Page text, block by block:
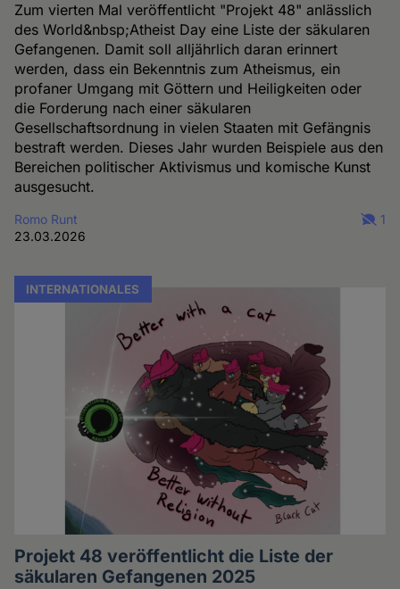
Zum vierten Mal veröffentlicht "Projekt 48" anlässlich
des World&nbsp;Atheist Day eine Liste der säkularen
Gefangenen. Damit soll alljährlich daran erinnert
werden, dass ein Bekenntnis zum Atheismus, ein
profaner Umgang mit Göttern und Heiligkeiten oder
die Forderung nach einer säkularen
Gesellschaftsordnung in vielen Staaten mit Gefängnis
bestraft werden. Dieses Jahr wurden Beispiele aus den
Bereichen politischer Aktivismus und komische Kunst
ausgesucht.
Romo Runt
23.03.2026
1
INTERNATIONALES
Projekt 48 veröffentlicht die Liste der
säkularen Gefangenen 2025